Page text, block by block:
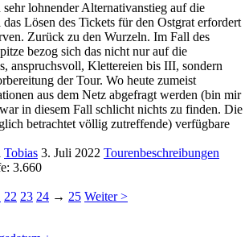
lohnender Alternativanstieg auf die
Lösen des Tickets für den Ostgrat erfordert
Zurück zu den Wurzeln. Im Fall des
bezog sich das nicht nur auf die
anspruchsvoll, Klettereien bis III, sondern
der Tour. Wo heute zumeist
aus dem Netz abgefragt werden (bin mir
in diesem Fall schlicht nichts zu finden. Die
betrachtet völlig zutreffende) verfügbare
Tobias 3. Juli 2022 Tourenbeschreibungen
3.660
22 23 24 → 25 Weiter >